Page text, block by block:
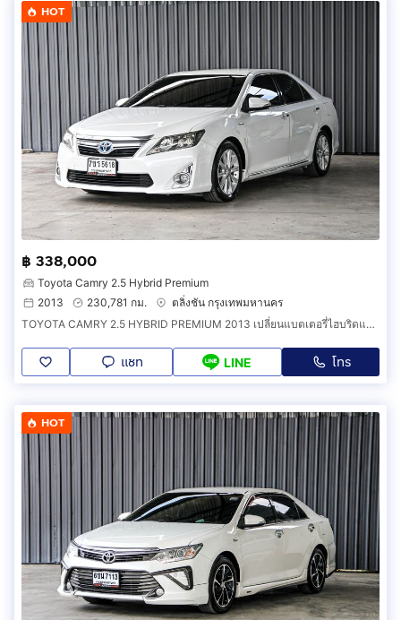
HOT
฿ 338,000
Toyota Camry 2.5 Hybrid Premium
2013
230,781 กม.
ตลิ่งชัน กรุงเทพมหานคร
TOYOTA CAMRY 2.5 HYBRID PREMIUM 2013 เปลี่ยนแบตเตอรี่ไฮบริดแล้ว ยางใหม่ปี2025 รถสวยมือเดียว
แชท LINE โทร
HOT